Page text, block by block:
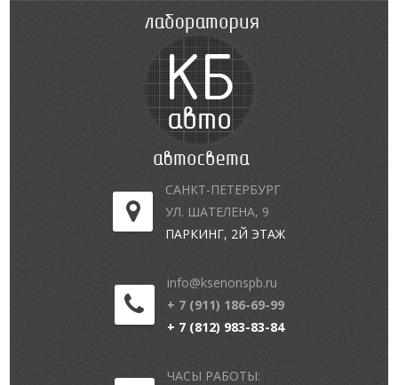
САНКТ-ПЕТЕРБУРГ
УЛ. ШАТЕЛЕНА, 9
ПАРКИНГ, 2Й ЭТАЖ
info@ksenonspb.ru
+ 7 (911) 186-69-99
+ 7 (812) 983-83-84
ЧАСЫ РАБОТЫ: